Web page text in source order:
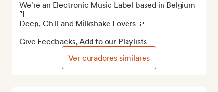
We're an Electronic Music Label based in Belgium
🌴
Deep, Chill and Milkshake Lovers 🥤
Give Feedbacks, Add to our Playlists
Ver curadores similares